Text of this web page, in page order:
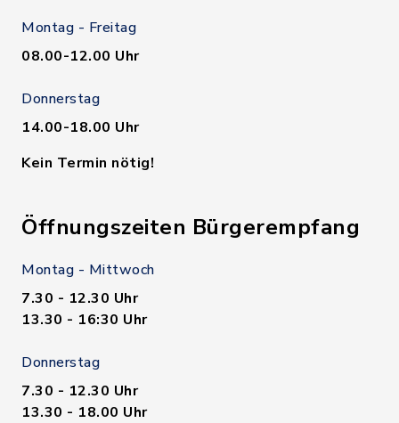
Montag - Freitag
08.00-12.00 Uhr
Donnerstag
14.00-18.00 Uhr
Kein Termin nötig!
Öffnungszeiten Bürgerempfang
Montag - Mittwoch
7.30 - 12.30 Uhr
13.30 - 16:30 Uhr
Donnerstag
7.30 - 12.30 Uhr
13.30 - 18.00 Uhr